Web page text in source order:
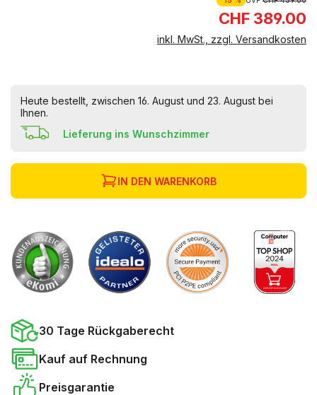
CHF 389.00
inkl. MwSt., zzgl. Versandkosten
Heute bestellt, zwischen 16. August und 23. August bei
Ihnen.
Lieferung ins Wunschzimmer
IN DEN WARENKORB
30 Tage Rückgaberecht
Kauf auf Rechnung
Preisgarantie